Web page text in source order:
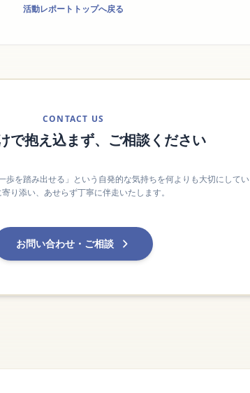
活動レポートトップへ戻る
CONTACT US
で抱え込まず、ご相談ください
歩を踏み出せる」という自発的な気持ちを何よりも大切にして
り添い、あせらず丁寧に伴走いたします。
お問い合わせ・ご相談